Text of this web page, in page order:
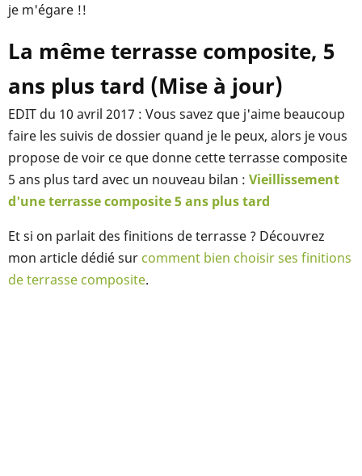
je m'égare !!
La même terrasse composite, 5
ans plus tard (Mise à jour)
EDIT du 10 avril 2017 : Vous savez que j'aime beaucoup
faire les suivis de dossier quand je le peux, alors je vous
propose de voir ce que donne cette terrasse composite
5 ans plus tard avec un nouveau bilan : Vieillissement
d'une terrasse composite 5 ans plus tard
Et si on parlait des finitions de terrasse ? Découvrez
mon article dédié sur comment bien choisir ses finitions
de terrasse composite.